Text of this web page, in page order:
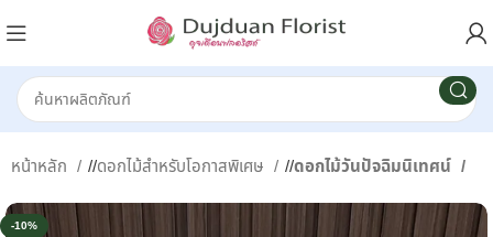
หน้าหลัก / ดอกไม้สำหรับโอกาสพิเศษ /ดอกไม้วันปัจฉิมนิเทศน์
-10%